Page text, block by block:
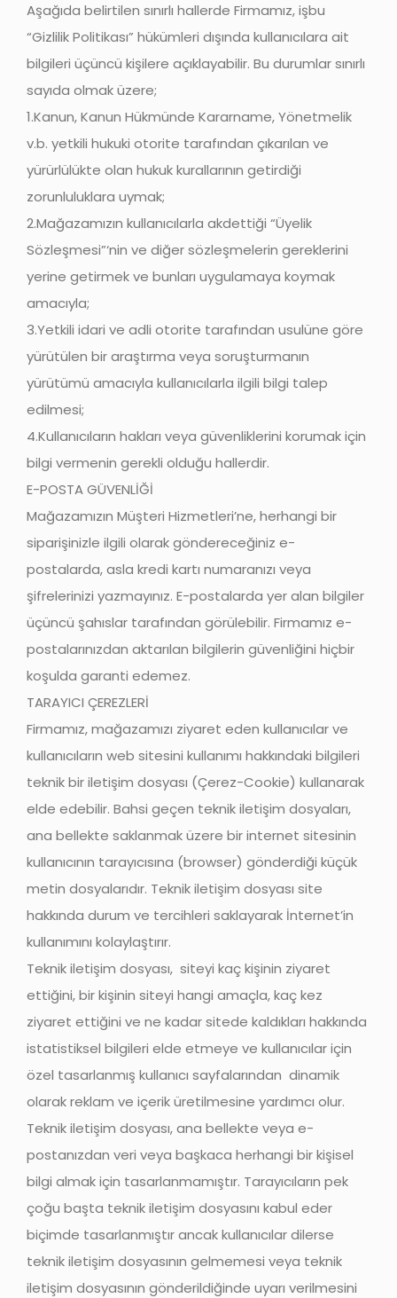
Aşağıda belirtilen sınırlı hallerde Firmamız, işbu
“Gizlilik Politikası” hükümleri dışında kullanıcılara ait
bilgileri üçüncü kişilere açıklayabilir. Bu durumlar sınırlı
sayıda olmak üzere;
1.Kanun, Kanun Hükmünde Kararname, Yönetmelik
v.b. yetkili hukuki otorite tarafından çıkarılan ve
yürürlülükte olan hukuk kurallarının getirdiği
zorunluluklara uymak;
2.Mağazamızın kullanıcılarla akdettiği “Üyelik
Sözleşmesi”‘nin ve diğer sözleşmelerin gereklerini
yerine getirmek ve bunları uygulamaya koymak
amacıyla;
3.Yetkili idari ve adli otorite tarafından usulüne göre
yürütülen bir araştırma veya soruşturmanın
yürütümü amacıyla kullanıcılarla ilgili bilgi talep
edilmesi;
4.Kullanıcıların hakları veya güvenliklerini korumak için
bilgi vermenin gerekli olduğu hallerdir.
E-POSTA GÜVENLİĞİ
Mağazamızın Müşteri Hizmetleri’ne, herhangi bir
siparişinizle ilgili olarak göndereceğiniz e-
postalarda, asla kredi kartı numaranızı veya
şifrelerinizi yazmayınız. E-postalarda yer alan bilgiler
üçüncü şahıslar tarafından görülebilir. Firmamız e-
postalarınızdan aktarılan bilgilerin güvenliğini hiçbir
koşulda garanti edemez.
TARAYICI ÇEREZLERİ
Firmamız, mağazamızı ziyaret eden kullanıcılar ve
kullanıcıların web sitesini kullanımı hakkındaki bilgileri
teknik bir iletişim dosyası (Çerez-Cookie) kullanarak
elde edebilir. Bahsi geçen teknik iletişim dosyaları,
ana bellekte saklanmak üzere bir internet sitesinin
kullanıcının tarayıcısına (browser) gönderdiği küçük
metin dosyalarıdır. Teknik iletişim dosyası site
hakkında durum ve tercihleri saklayarak İnternet’in
kullanımını kolaylaştırır.
Teknik iletişim dosyası, siteyi kaç kişinin ziyaret
ettiğini, bir kişinin siteyi hangi amaçla, kaç kez
ziyaret ettiğini ve ne kadar sitede kaldıkları hakkında
istatistiksel bilgileri elde etmeye ve kullanıcılar için
özel tasarlanmış kullanıcı sayfalarından dinamik
olarak reklam ve içerik üretilmesine yardımcı olur.
Teknik iletişim dosyası, ana bellekte veya e-
postanızdan veri veya başkaca herhangi bir kişisel
bilgi almak için tasarlanmamıştır. Tarayıcıların pek
çoğu başta teknik iletişim dosyasını kabul eder
biçimde tasarlanmıştır ancak kullanıcılar dilerse
teknik iletişim dosyasının gelmemesi veya teknik
iletişim dosyasının gönderildiğinde uyarı verilmesini